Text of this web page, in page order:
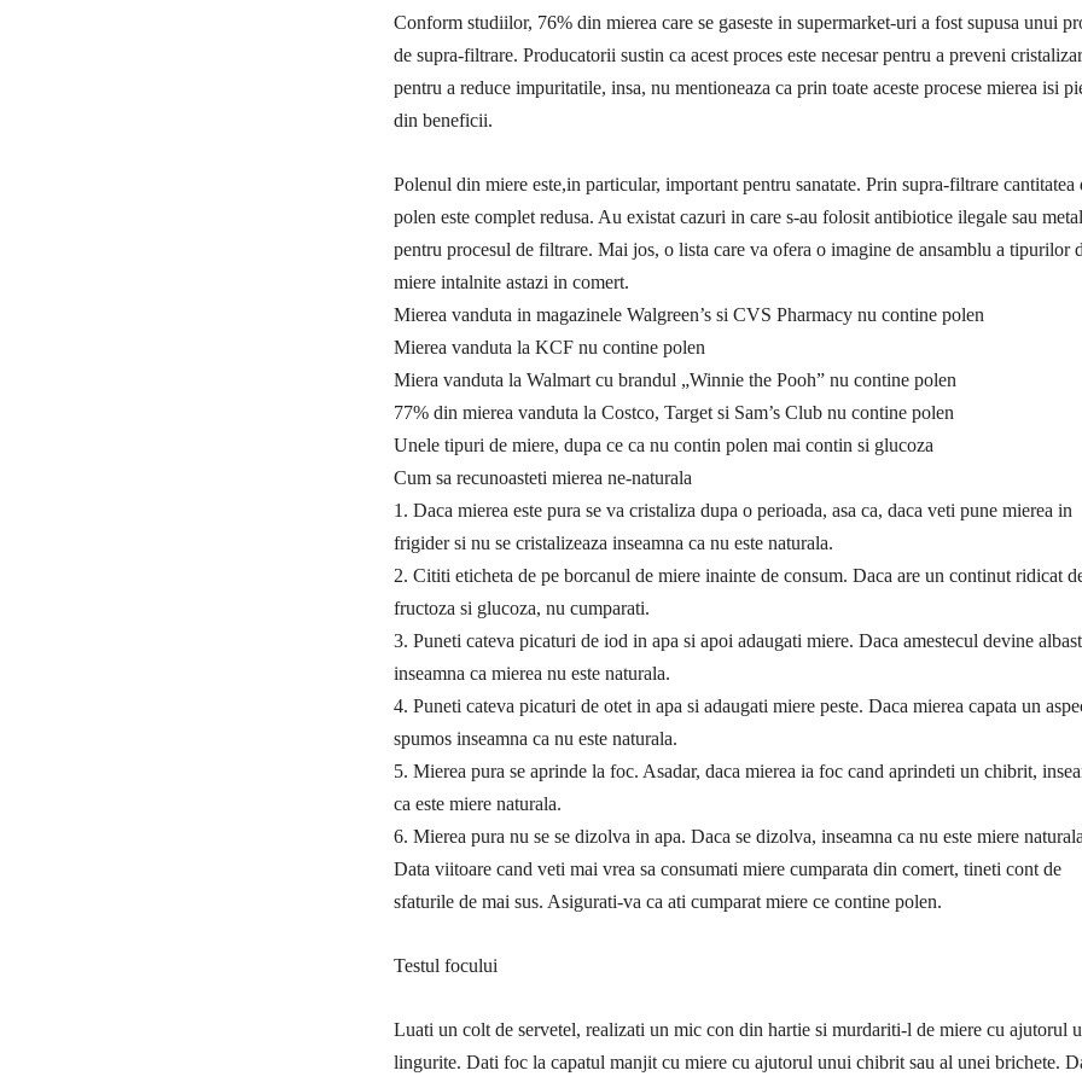
Conform studiilor, 76% din mierea care se gaseste in supermarket-uri a fost supusa unui
de supra-filtrare. Producatorii sustin ca acest proces este necesar pentru a preveni
pentru a reduce impuritatile, insa, nu mentioneaza ca prin toate aceste procese mierea isi
din beneficii.
Polenul din miere este,in particular, important pentru sanatate. Prin supra-filtrare cantitatea
polen este complet redusa. Au existat cazuri in care s-au folosit antibiotice ilegale sau
pentru procesul de filtrare. Mai jos, o lista care va ofera o imagine de ansamblu a tipurilor
miere intalnite astazi in comert.
Mierea vanduta in magazinele Walgreen’s si CVS Pharmacy nu contine polen
Mierea vanduta la KCF nu contine polen
Miera vanduta la Walmart cu brandul „Winnie the Pooh” nu contine polen
77% din mierea vanduta la Costco, Target si Sam’s Club nu contine polen
Unele tipuri de miere, dupa ce ca nu contin polen mai contin si glucoza
Cum sa recunoasteti mierea ne-naturala
1. Daca mierea este pura se va cristaliza dupa o perioada, asa ca, daca veti pune mierea in
frigider si nu se cristalizeaza inseamna ca nu este naturala.
2. Cititi eticheta de pe borcanul de miere inainte de consum. Daca are un continut ridicat
fructoza si glucoza, nu cumparati.
3. Puneti cateva picaturi de iod in apa si apoi adaugati miere. Daca amestecul devine
inseamna ca mierea nu este naturala.
4. Puneti cateva picaturi de otet in apa si adaugati miere peste. Daca mierea capata un
spumos inseamna ca nu este naturala.
5. Mierea pura se aprinde la foc. Asadar, daca mierea ia foc cand aprindeti un chibrit,
ca este miere naturala.
6. Mierea pura nu se se dizolva in apa. Daca se dizolva, inseamna ca nu este miere
Data viitoare cand veti mai vrea sa consumati miere cumparata din comert, tineti cont de
sfaturile de mai sus. Asigurati-va ca ati cumparat miere ce contine polen.
Testul focului
Luati un colt de servetel, realizati un mic con din hartie si murdariti-l de miere cu ajutorul
lingurite. Dati foc la capatul manjit cu miere cu ajutorul unui chibrit sau al unei brichete.